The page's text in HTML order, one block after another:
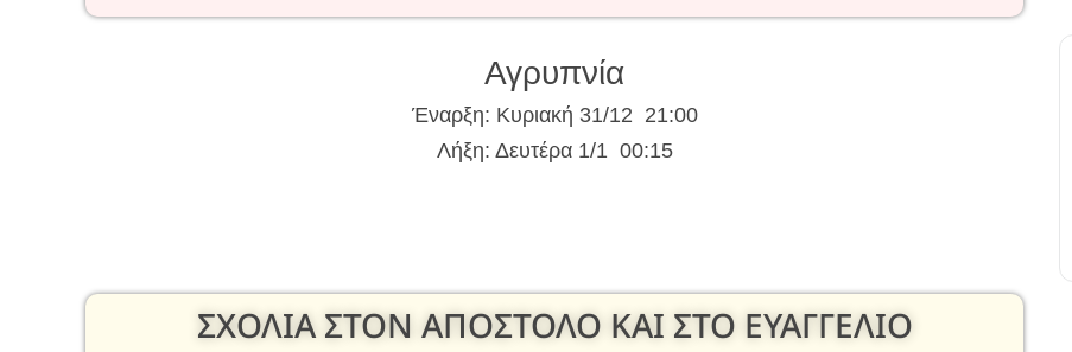
Αγρυπνία
Έναρξη: Κυριακή 31/12 21:00
Λήξη: Δευτέρα 1/1 00:15
ΣΧΟΛΙΑ ΣΤΟΝ ΑΠΟΣΤΟΛΟ ΚΑΙ ΣΤΟ ΕΥΑΓΓΕΛΙΟ